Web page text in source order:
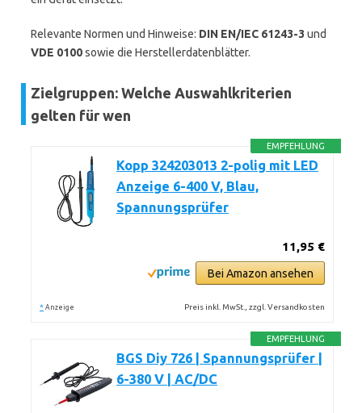
Relevante Normen und Hinweise: DIN EN/IEC 61243-3 und
VDE 0100sowie die Herstellerdatenblätter.
Zielgruppen: Welche Auswahlkriterien
gelten für wen
EMPFEHLUNG
Kopp 324203013 2-polig mit LED
Anzeige 6-400 V, Blau,
Spannungsprüfer
11,95 €
Bei Amazon ansehen
* Anzeige Preis inkl. MwSt., zzgl. Versandkosten
EMPFEHLUNG
BGS Diy 726 | Spannungsprüfer |
6-380 V | AC/DC